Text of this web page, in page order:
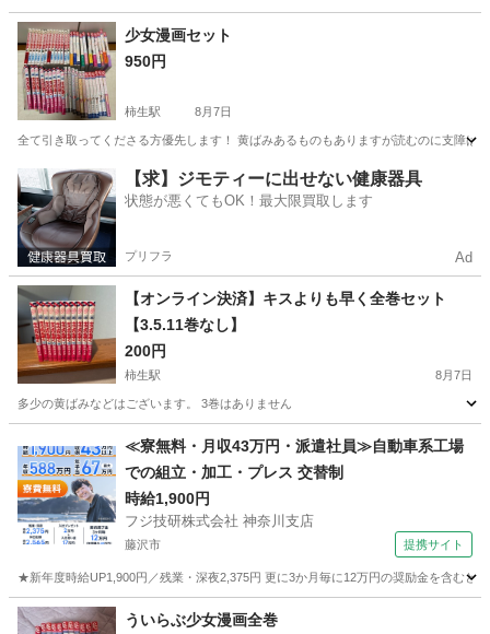
神奈川 横浜市 絵本 くまの子ウーフ
少女漫画セット
950円
柿生駅 8月7日
全て引き取ってくださる方優先します！ 黄ばみあるものもありますが読むのに支障は
神奈川 川崎市 柿生駅 マンガ、コミック、アニメ
【求】ジモティーに出せない健康器具
状態が悪くてもOK！最大限買取します
プリフラ Ad
【オンライン決済】キスよりも早く全巻セット
【3.5.11巻なし】
200円
柿生駅 8月7日
多少の黄ばみなどはございます。 3巻はありません
柿生駅 マンガ、コミック、アニメ
≪寮無料・月収43万円・派遣社員≫自動車系工場
での組立・加工・プレス 交替制
時給1,900円
フジ技研株式会社 神奈川支店
藤沢市 提携サイト
★新年度時給UP1,900円／残業・深夜2,375円 更に3か月毎に12万円の奨励金を含む
神奈川 藤沢市 その他
ういらぶ少女漫画全巻